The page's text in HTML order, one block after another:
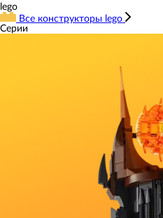
lego
Все конструкторы lego
Серии